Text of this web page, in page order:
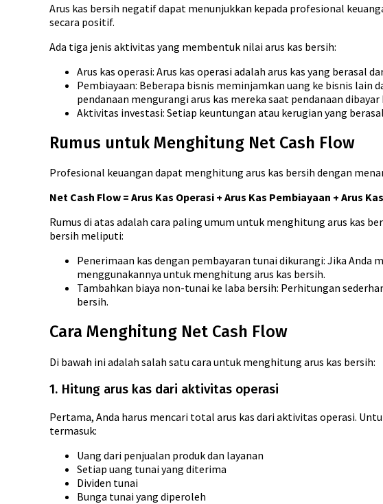
Arus kas bersih negatif dapat menunjukkan kepada profesional
secara positif.
Ada tiga jenis aktivitas yang membentuk nilai arus kas bersih:
Arus kas operasi: Arus kas operasi adalah arus kas yang berasal
Pembiayaan: Beberapa bisnis meminjamkan uang ke bisnis
pendanaan mengurangi arus kas mereka saat pendanaan
Aktivitas investasi: Setiap keuntungan atau kerugian yang
Rumus untuk Menghitung Net Cash Flow
Profesional keuangan dapat menghitung arus kas bersih dengan
Net Cash Flow = Arus Kas Operasi + Arus Kas Pembiayaan + Arus
Rumus di atas adalah cara paling umum untuk menghitung arus kas
bersih meliputi:
Penerimaan kas dengan pembayaran tunai dikurangi: Jika Anda
menggunakannya untuk menghitung arus kas bersih.
Tambahkan biaya non-tunai ke laba bersih: Perhitungan
bersih.
Cara Menghitung Net Cash Flow
Di bawah ini adalah salah satu cara untuk menghitung arus kas bersih:
1. Hitung arus kas dari aktivitas operasi
Pertama, Anda harus mencari total arus kas dari aktivitas operasi.
termasuk:
Uang dari penjualan produk dan layanan
Setiap uang tunai yang diterima
Dividen tunai
Bunga tunai yang diperoleh